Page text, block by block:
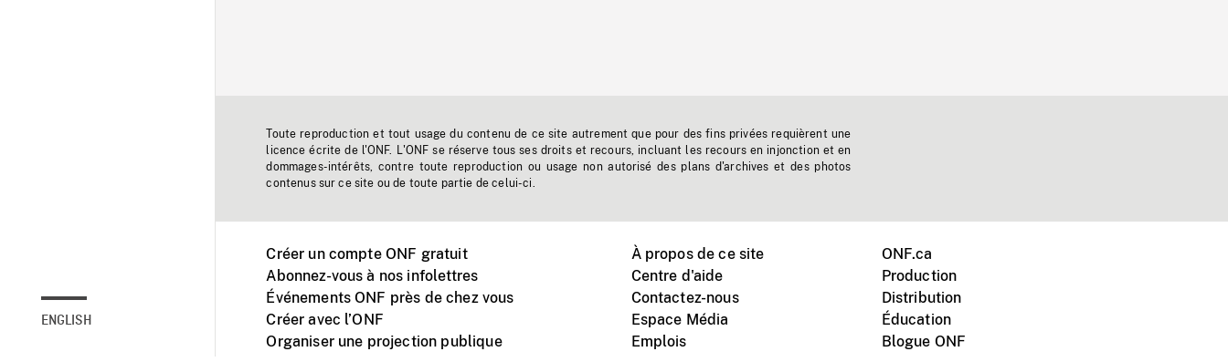
ENGLISH
Toute reproduction et tout usage du contenu de ce site autrement que pour des fins privées requièrent une
licence écrite de l'ONF. L'ONF se réserve tous ses droits et recours, incluant les recours en injonction et en
dommages-intérêts, contre toute reproduction ou usage non autorisé des plans d'archives et des photos
contenus sur ce site ou de toute partie de celui-ci.
Créer un compte ONF gratuit
Abonnez-vous à nos infolettres
Événements ONF près de chez vous
Créer avec l’ONF
Organiser une projection publique
À propos de ce site
Centre d'aide
Contactez-nous
Espace Média
Emplois
ONF.ca
Production
Distribution
Éducation
Blogue ONF